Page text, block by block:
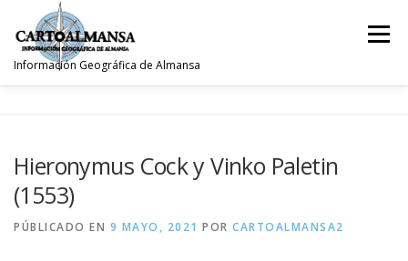
contenido
Información Geográfica de Almansa
Menú
TURISMO
Hieronymus Cock y Vinko Paletin
(1553)
PÚBLICADO EN 9 MAYO, 2021 POR CARTOALMANSA2